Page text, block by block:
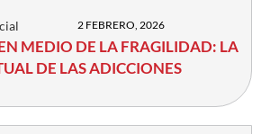
2 FEBRERO, 2026
MEDIO DE LA FRAGILIDAD: LA
DE LAS ADICCIONES